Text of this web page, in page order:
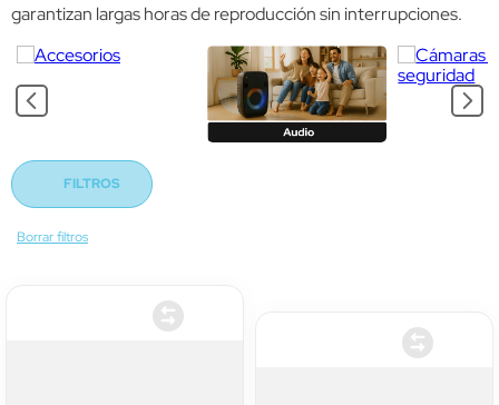
garantizan largas horas de reproducción sin interrupciones.
FILTROS